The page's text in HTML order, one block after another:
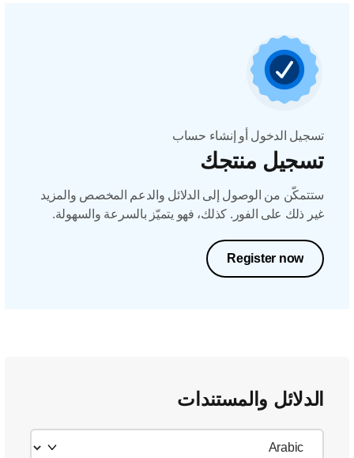
تسجيل الدخول أو إنشاء حساب
تسجيل منتجك
ستتمكّن من الوصول إلى الدلائل والدعم المخصص والمزيد
غير ذلك على الفور. كذلك، فهو يتميّز بالسرعة والسهولة.
Register now
الدلائل والمستندات